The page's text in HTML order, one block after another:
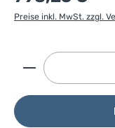
Preise inkl. MwSt. zzgl.
Produkt